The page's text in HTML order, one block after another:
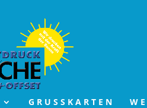
GRUSSKARTEN